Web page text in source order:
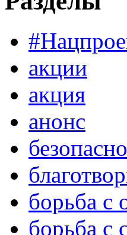
акции
акция
анонс
борьба с
борьба с